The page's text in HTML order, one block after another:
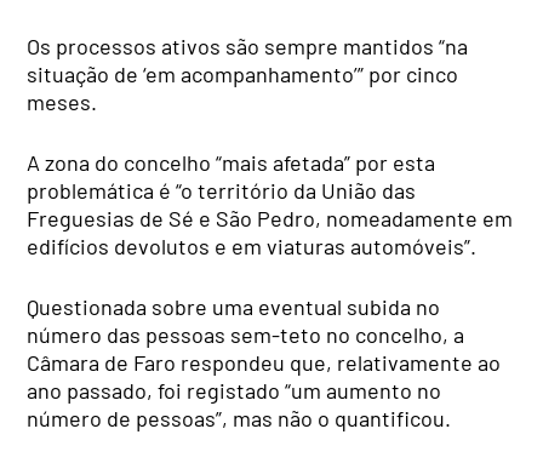
Os processos ativos são sempre mantidos “na
situação de ‘em acompanhamento’” por cinco
meses.
A zona do concelho “mais afetada” por esta
problemática é “o território da União das
Freguesias de Sé e São Pedro, nomeadamente em
edifícios devolutos e em viaturas automóveis”.
Questionada sobre uma eventual subida no
número das pessoas sem-teto no concelho, a
Câmara de Faro respondeu que, relativamente ao
ano passado, foi registado “um aumento no
número de pessoas”, mas não o quantificou.